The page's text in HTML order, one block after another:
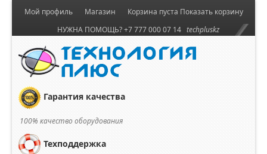
Корзина пуста Показать корзину
Мой профиль
Магазин
НУЖНА ПОМОЩЬ? +7 777 000 07 14 techpluskz
Гарантия качества
100% качество оборудования
Техподдержка